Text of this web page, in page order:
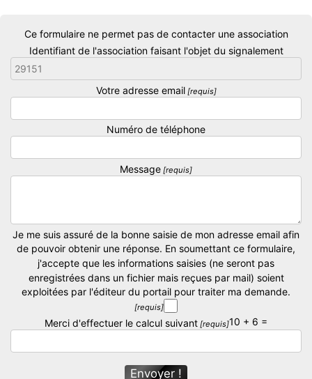
Ce formulaire ne permet pas de contacter une association
Identifiant de l'association faisant l'objet du signalement
Votre adresse email
Numéro de téléphone
Message
Je me suis assuré de la bonne saisie de mon adresse email afin
de pouvoir obtenir une réponse. En soumettant ce formulaire,
j'accepte que les informations saisies (ne seront pas
enregistrées dans un fichier mais reçues par mail) soient
exploitées par l'éditeur du portail pour traiter ma demande.
Merci d'effectuer le calcul suivant 10 + 6 =